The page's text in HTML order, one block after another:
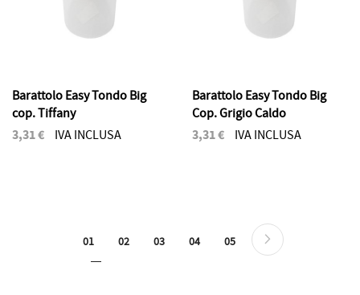
Barattolo Easy Tondo Big
cop. Tiffany
3,31 € IVA INCLUSA
Barattolo Easy Tondo Big
Cop. Grigio Caldo
3,31 € IVA INCLUSA
Attualmente stai leggendo la pagina
01 Pagina
02 Pagina
03 Pagina
04 Pagina
05 Pagina
Successivo